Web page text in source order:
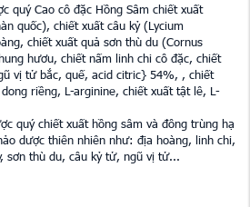
quý Cao cô đặc Hồng Sâm chiết xuất
quốc), chiết xuất câu kỷ (Lycium
chiết xuất quả sơn thù du (Cornus
hươu, chiết nấm linh chi cô đặc, chiết
vị tử bắc, quế, acid citric} 54%, , chiết
riềng, L-arginine, chiết xuất tật lê, L-
quý chiết xuất hồng sâm và đông trùng hạ
dược thiên nhiên như: địa hoàng, linh chi,
sơn thù du, câu kỷ tử, ngũ vị tử...